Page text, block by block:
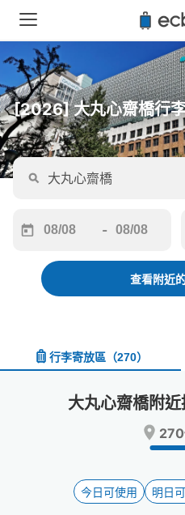
[2026] 大丸心齋橋行
forward
interact
and
date.
-
backward
interact
and
a
date.
Press
key
to
查看附近
行李寄放區 （270）
大丸心齋橋附
今日可使用 明日